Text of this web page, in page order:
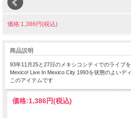
価格:1,386円(税込)
商品説明
93年11月25と27日のメキシコシティでのライブ
Mexico! Live In Mexico City 1993を状態のよいデ
このアイテムです
価格:1,386円(税込)